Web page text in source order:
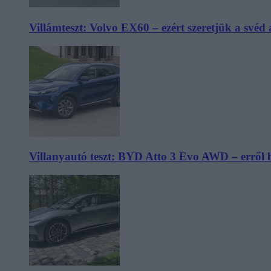
Villámteszt: Volvo EX60 – ezért szeretjük a svéd
Villanyautó teszt: BYD Atto 3 Evo AWD – erről